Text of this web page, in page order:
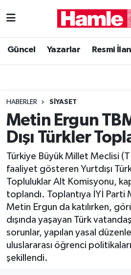
Güncel Yazarlar Resmi
HABERLER SIYASET
Metin Ergun
Dışı Türkler
Türkiye Büyük Millet Meclisi
faaliyet gösteren Yurtdışı
Topluluklar Alt Komisyonu,
toplandı. Toplantıya İYİ Parti
Metin Ergun da katılırken,
dışında yaşayan Türk
sorunlar, yapılan yasal
uluslararası öğrenci
şekillendi.
Güncel
Magazin
Muğla Haber
Siyaset
Muğla Nöbetçi Eczaneler
Muğla Trafik Yoğunluk
Süper Lig Puan Durumu ve
Tüm Manşetler
Son Dakika Haberleri
Haber Arşivi